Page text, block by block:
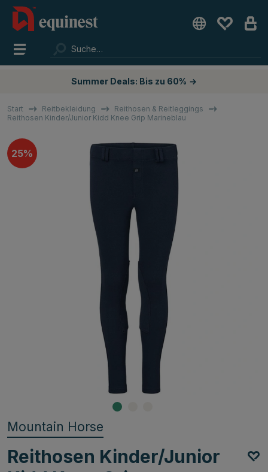
Summer Deals: Bis zu 60% →
Start Reitbekleidung
Reithosen & Reitleggings
Reithosen Kinder/Junior Kidd Knee Grip Marineblau
25%
Mountain Horse
Reithosen Kinder/Junior